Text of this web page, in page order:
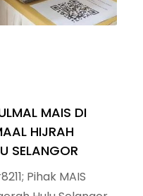
MAIS DI
HIJRAH
SELANGOR
Pihak MAIS